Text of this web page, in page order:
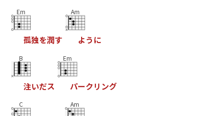
Em
孤独を潤す
Am
よう に
B
注いだス
Em
パークリ ング
C Am